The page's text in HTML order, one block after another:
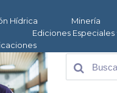
Hídrica Minería
Ediciones Especiales